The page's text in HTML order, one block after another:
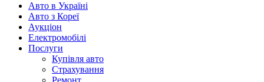
Авто в Україні
Авто з Кореї
Аукціон
Електромобілі
Послуги
Купівля авто
Страхування
Ремонт